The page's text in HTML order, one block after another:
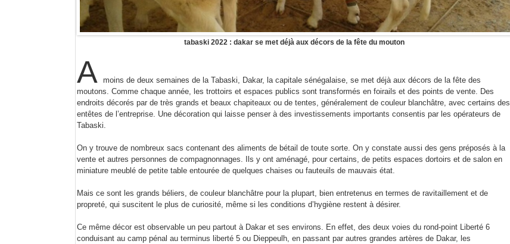
tabaski 2022 : dakar se met déjà aux décors de la fête du mouton
A
moins de deux semaines de la Tabaski, Dakar, la capitale sénégalaise, se met déjà aux décors de la fête des
moutons. Comme chaque année, les trottoirs et espaces publics sont transformés en foirails et des points de vente. Des
endroits décorés par de très grands et beaux chapiteaux ou de tentes, généralement de couleur blanchâtre, avec certains des
entêtes de l’entreprise. Une décoration qui laisse penser à des investissements importants consentis par les opérateurs de
Tabaski.
On y trouve de nombreux sacs contenant des aliments de bétail de toute sorte. On y constate aussi des gens préposés à la
vente et autres personnes de compagnonnages. Ils y ont aménagé, pour certains, de petits espaces dortoirs et de salon en
miniature meublé de petite table entourée de quelques chaises ou fauteuils de mauvais état.
Mais ce sont les grands béliers, de couleur blanchâtre pour la plupart, bien entretenus en termes de ravitaillement et de
propreté, qui suscitent le plus de curiosité, même si les conditions d’hygiène restent à désirer.
Ce même décor est observable un peu partout à Dakar et ses environs. En effet, des deux voies du rond-point Liberté 6
conduisant au camp pénal au terminus liberté 5 ou Dieppeulh, en passant par autres grandes artères de Dakar, les